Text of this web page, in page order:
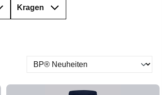
Kragen